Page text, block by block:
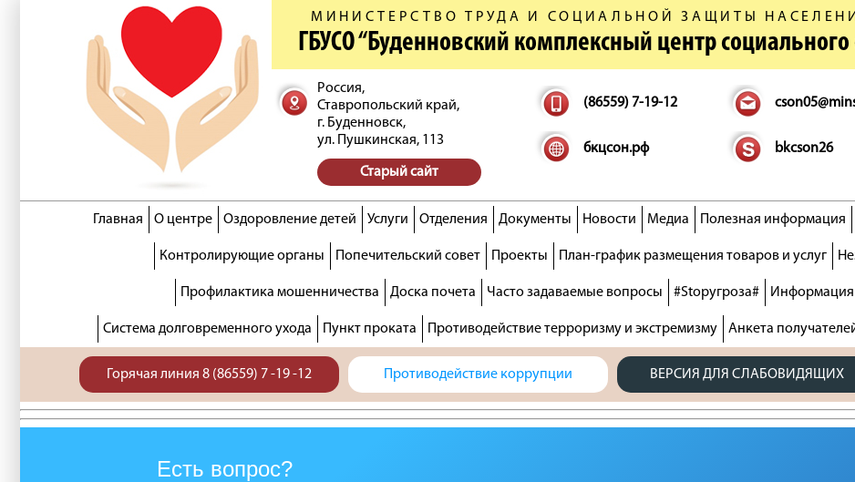
МИНИСТЕРСТВО ТРУДА И СОЦИАЛЬНОЙ ЗАЩИТЫ
ГБУСО “Буденновский комплексный центр
Россия,
Ставропольский край,
г. Буденновск,
ул. Пушкинская, 113
Старый сайт
(86559) 7-19-12
бкцсон.рф bkcson26
Главная О центре Оздоровление детей Услуги Отделения Документы Новости Медиа Полезная информация
Контролирующие органы Попечительский совет Проекты План-график размещения товаров и услуг
Профилактика мошенничества Доска почета Часто задаваемые вопросы #Stopугроза# Информация
Система долговременного ухода Пункт проката Противодействие терроризму и экстремизму Анкета
Горячая линия 8 (86559) 7 -19 -12 Противодействие коррупции ВЕРСИЯ ДЛЯ СЛАБОВИДЯЩИХ
Есть вопрос?